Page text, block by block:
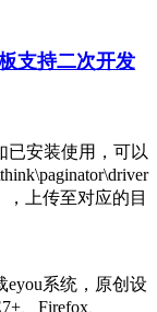
支持二次开发
已安装使用，可以
，上传至对应的目
eyou系统，原创设
、Firefox、